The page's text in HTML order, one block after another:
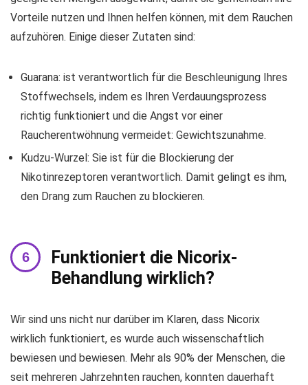
Vorteile nutzen und Ihnen helfen können, mit dem Rauchen
aufzuhören. Einige dieser Zutaten sind:
Guarana: ist verantwortlich für die Beschleunigung Ihres
Stoffwechsels, indem es Ihren Verdauungsprozess
richtig funktioniert und die Angst vor einer
Raucherentwöhnung vermeidet: Gewichtszunahme.
Kudzu-Wurzel: Sie ist für die Blockierung der
Nikotinrezeptoren verantwortlich. Damit gelingt es ihm,
den Drang zum Rauchen zu blockieren.
Funktioniert die Nicorix-
Behandlung wirklich?
Wir sind uns nicht nur darüber im Klaren, dass Nicorix
wirklich funktioniert, es wurde auch wissenschaftlich
bewiesen und bewiesen. Mehr als 90% der Menschen, die
seit mehreren Jahrzehnten rauchen, konnten dauerhaft